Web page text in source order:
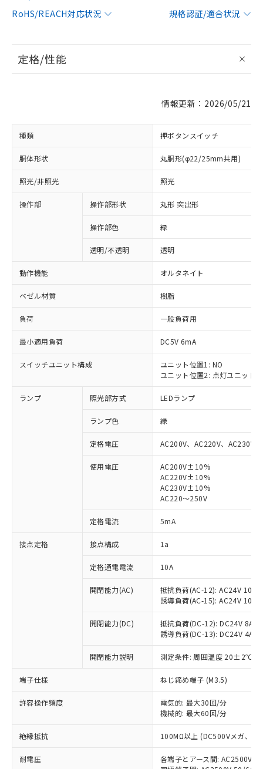
RoHS/REACH対応状況
規格認証/適合状況
定格/性能
情報更新：2026/05/21
種類 押ボタンスイッチ
胴体形状 丸胴形(φ22/25mm共用)
照光/非照光 照光
操作部 操作部形状 丸形 突出形
操作部色 緑
透明/不透明 透明
動作機能 オルタネイト
ベゼル材質 樹脂
負荷 一般負荷用
最小適用負荷 DC5V 6mA
スイッチユニット構成
ユニット位置1: NO
ユニット位置2: 点灯ユニット
ランプ 照光部方式 LEDランプ
ランプ色 緑
定格電圧 AC200V、AC220V、AC230V
使用電圧
AC200V±10%
AC220V±10%
AC230V±10%
AC220～250V
定格電流 5mA
接点定格 接点構成 1a
定格通電電流 10A
開閉能力(AC)
抵抗負荷(AC-12): AC24V 10A/
誘導負荷(AC-15): AC24V
開閉能力(DC)
抵抗負荷(DC-12): DC24V 8A/
誘導負荷(DC-13): DC24V 4A/
開閉能力説明 測定条件: 周囲温度 20±2℃、
端子仕様 ねじ締め端子 (M3.5)
許容操作頻度
電気的: 最大30回/分
機械的: 最大60回/分
絶縁抵抗 100MΩ以上 (DC500Vメガ、点
耐電圧
各端子とアース間: AC2500V
ご利用条件
以下の条件をお読みいただき、同意のうえ
本サービスは、当社制御機器事業取扱
商品の当社在庫状況および標準価格
(税抜)を提供させていただくもので
当社制御機器事業取扱商品の中には、
本サービスの対象外となる商品もある
ことをご了承ください。
在庫状況および標準価格照会結果は、
記載している更新日時点での社内デー
タに基づき作成されるものであり、閲
準価格とは異なる場合があることをご
対応済み：EU RoHS指令（10物質）の
非含有に対応した製品が提供可能な商品で
対応予定：EU RoHS指令（10物質）の非含
有に対応した製品に切り替える予定のある
対応予定なし：EU RoHS指令（10物質）の
非含有に非対応の商品で、対応品を出す予
調査・確認中：EU RoHS指令（10物質）の
非含有の対応状況を調査中または確認中の
非該当品：ライセンス料など無形物で、有
害物質有無と関係のない商品です。
仕入先様の事情により、非含有部品として
いたものが、含有品と判明した場合などや
むを得ず変更することがあります。
*EU RoHS指令（10物質）：
鉛(Pb) 1000ppm以下、 水銀(Hg) 1000ppm以下、 カド
六価クロム(Cr(Ⅵ)) 1000ppm以下、ポリ臭化ビフェニル
「○」：最大均質材料含有率が中国RoHSの
基準値以下であることを示します。
「×」：最大均質材料含有率が中国RoHSの
基準値を超えていることを示します。
「－」：未確認です。当社販売部門へお問
当社は、これら貴社製品のうち、外国
為替および外国貿易法に定める商品
（以下｢規制貨物等」という）を輸出
または国外への提供する場合は、日本
国政府の輸出許可(または役務取引許
可)を取得するなどの必要な手続きを